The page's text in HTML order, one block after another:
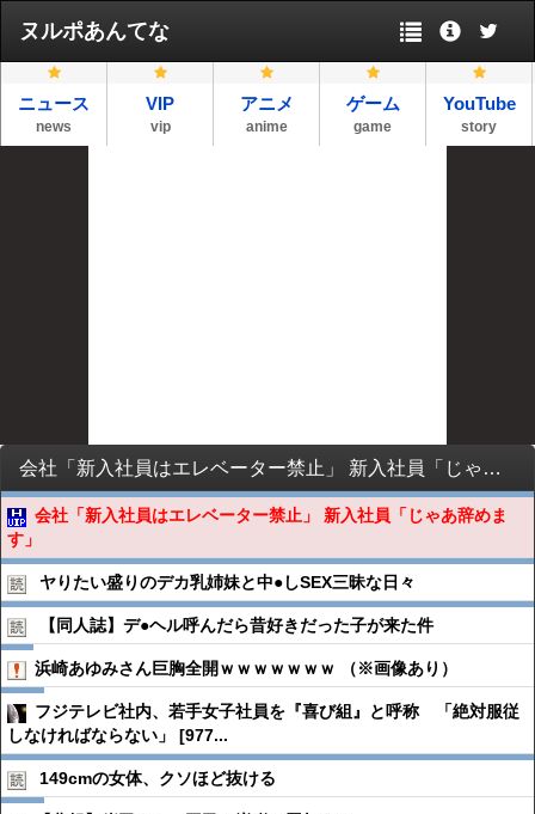
ヌルポあんてな
ニュース
news
VIP
vip
アニメ
anime
ゲーム
game
YouTube
story
会社「新入社員はエレベーター禁止」 新入社員「じゃあ辞めます」
会社「新入社員はエレベーター禁止」 新入社員「じゃあ辞めま
す」
ヤりたい盛りのデカ乳姉妹と中●︎しSEX三昧な日々
【同人誌】デ●︎ヘル呼んだら昔好きだった子が来た件
浜崎あゆみさん巨胸全開ｗｗｗｗｗｗｗ （※画像あり）
フジテレビ社内、若手女子社員を『喜び組』と呼称 「絶対服従
しなければならない」 [977...
149cmの女体、クソほど抜ける